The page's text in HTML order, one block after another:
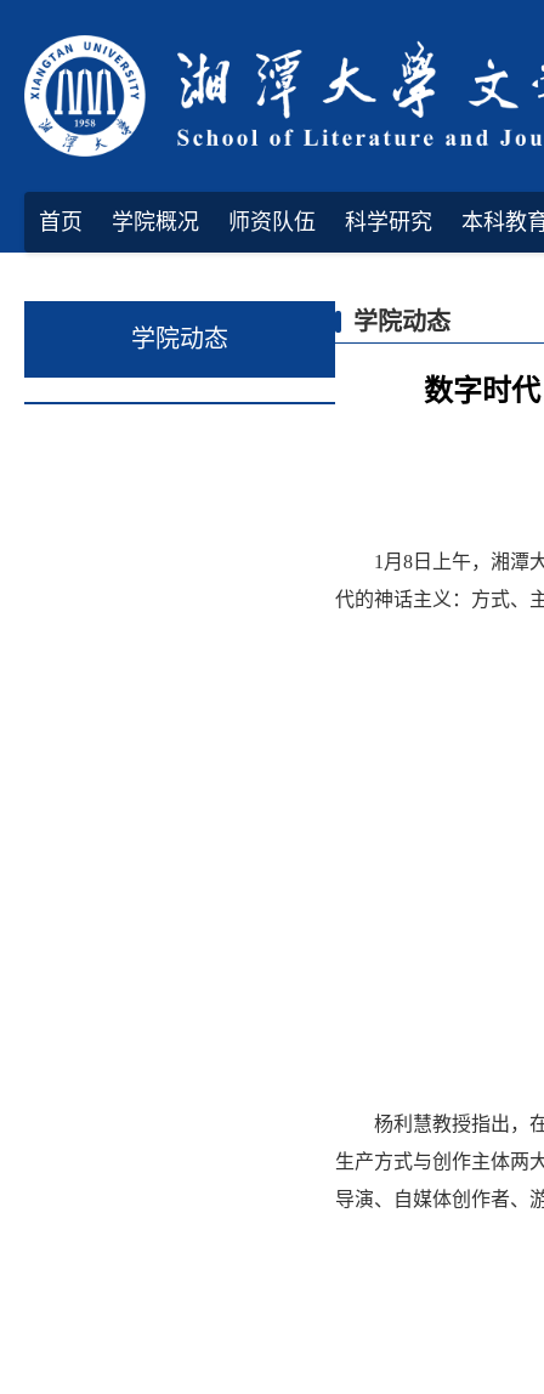
首页 学院概况 师资队伍 科学研究 本科教
学院动态
学院动态
数字时
1月8日上午，湘潭
代的神话主义：方式、
杨利慧教授指出，
生产方式与创作主体两
导演、自媒体创作者、